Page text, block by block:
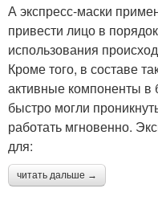
А экспресс-маски
привести лицо в
использования
Кроме того, в составе
активные компоненты в
быстро могли
работать мгновенно.
для:
читать дальше →